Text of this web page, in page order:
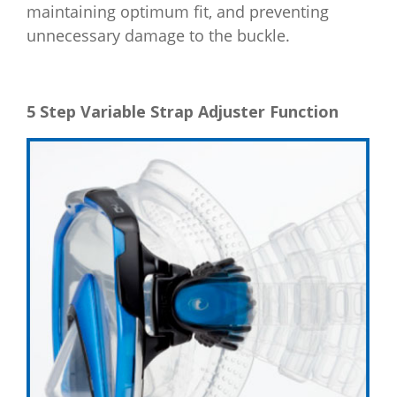
maintaining optimum fit, and preventing
unnecessary damage to the buckle.
5 Step Variable Strap Adjuster Function